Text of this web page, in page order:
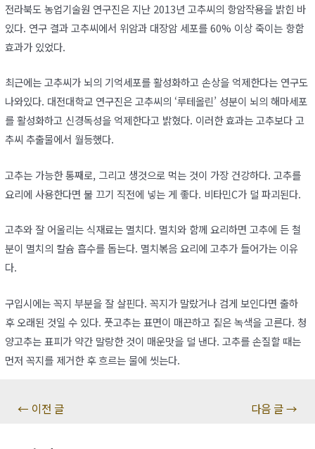
전라북도 농업기술원 연구진은 지난 2013년 고추씨의 항암작용을 밝힌 바
있다. 연구 결과 고추씨에서 위암과 대장암 세포를 60% 이상 죽이는 항함
효과가 있었다.
최근에는 고추씨가 뇌의 기억세포를 활성화하고 손상을 억제한다는 연구도
나와있다. 대전대학교 연구진은 고추씨의 ‘루테올린’ 성분이 뇌의 해마세포
를 활성화하고 신경독성을 억제한다고 밝혔다. 이러한 효과는 고추보다 고
추씨 추출물에서 월등했다.
고추는 가능한 통째로, 그리고 생것으로 먹는 것이 가장 건강하다. 고추를
요리에 사용한다면 불 끄기 직전에 넣는 게 좋다. 비타민C가 덜 파괴된다.
고추와 잘 어울리는 식재료는 멸치다. 멸치와 함께 요리하면 고추에 든 철
분이 멸치의 칼슘 흡수를 돕는다. 멸치볶음 요리에 고추가 들어가는 이유
다.
구입시에는 꼭지 부분을 잘 살핀다. 꼭지가 말랐거나 검게 보인다면 출하
후 오래된 것일 수 있다. 풋고추는 표면이 매끈하고 짙은 녹색을 고른다. 청
양고추는 표피가 약간 말랑한 것이 매운맛을 덜 낸다. 고추를 손질할 때는
먼저 꼭지를 제거한 후 흐르는 물에 씻는다.
← 이전 글 다음 글→